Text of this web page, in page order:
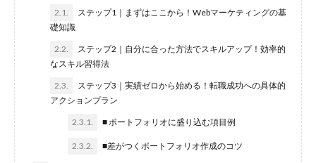
2.1.
ステップ1｜まずはここから！Webマーケティングの基
礎知識
2.2.
ステップ2｜自分に合った方法でスキルアップ！効率的
なスキル習得法
2.3.
ステップ3｜実績ゼロから始める！転職成功への具体的
アクションプラン
2.3.1. ■ ポートフォリオに盛り込む項目例
2.3.2. ■差がつくポートフォリオ作成のコツ